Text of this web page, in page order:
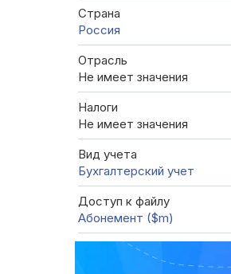
Страна
Россия
Отрасль
Не имеет значения
Налоги
Не имеет значения
Вид учета
Бухгалтерский учет
Доступ к файлу
Абонемент ($m)